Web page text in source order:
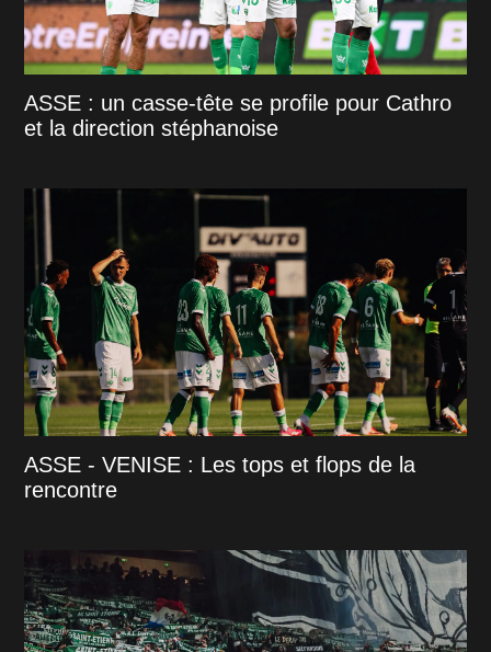
ASSE : un casse-tête se profile pour Cathro
et la direction stéphanoise
ASSE - VENISE : Les tops et flops de la
rencontre